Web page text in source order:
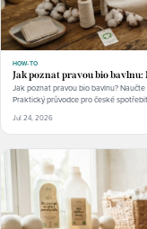
HOW-TO
Jak poznat pravou bio
Jak poznat pravou bio bavlnu?
Praktický průvodce pro české
Jul 24, 2026